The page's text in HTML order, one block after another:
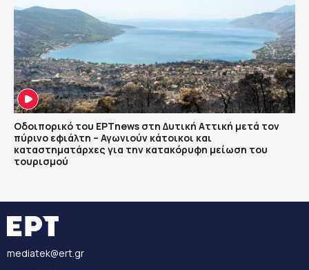
Οδοιπορικό του ΕΡΤnews στη Δυτική Αττική μετά τον
πύρινο εφιάλτη – Αγωνιούν κάτοικοι και
καταστηματάρχες για την κατακόρυφη μείωση του
τουρισμού
mediatek@ert.gr